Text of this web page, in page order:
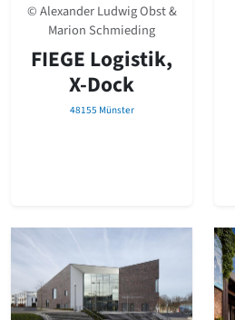
© Alexander Ludwig Obst &
Marion Schmieding
FIEGE Logistik,
X-Dock
48155 Münster